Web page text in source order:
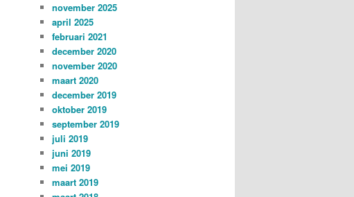
november 2025
april 2025
februari 2021
december 2020
november 2020
maart 2020
december 2019
oktober 2019
september 2019
juli 2019
juni 2019
mei 2019
maart 2019